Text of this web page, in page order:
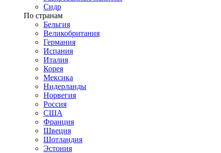
Сидр
По странам
Бельгия
Великобритания
Германия
Испания
Италия
Корея
Мексика
Нидерланды
Норвегия
Россия
США
Франция
Швеция
Шотландия
Эстония